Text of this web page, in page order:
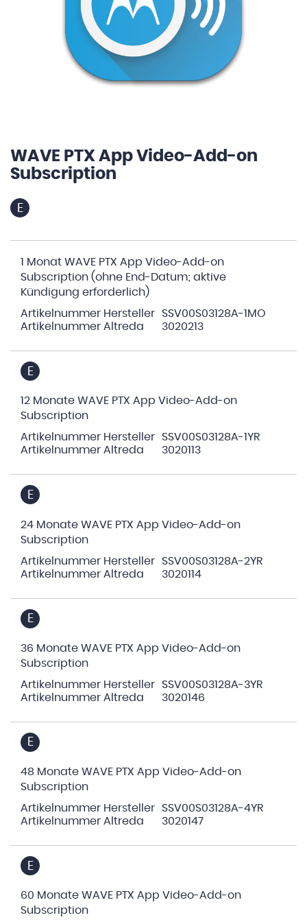
Zum
Anfang
Bildergalerie
springen
WAVE PTX App Video-Add-on
Subscription
E
Produkte
Artikel
1 Monat WAVE PTX App Video-Add-on
Subscription (ohne End-Datum; aktive
Kündigung erforderlich)
Artikelnummer Hersteller
SSV00S03128A-1MO
Artikelnummer Altreda
3020213
E
12 Monate WAVE PTX App Video-Add-on
Subscription
Artikelnummer Hersteller
SSV00S03128A-1YR
Artikelnummer Altreda
3020113
E
24 Monate WAVE PTX App Video-Add-on
Subscription
Artikelnummer Hersteller
SSV00S03128A-2YR
Artikelnummer Altreda
3020114
E
36 Monate WAVE PTX App Video-Add-on
Subscription
Artikelnummer Hersteller
SSV00S03128A-3YR
Artikelnummer Altreda
3020146
E
48 Monate WAVE PTX App Video-Add-on
Subscription
Artikelnummer Hersteller
SSV00S03128A-4YR
Artikelnummer Altreda
3020147
E
60 Monate WAVE PTX App Video-Add-on
Subscription